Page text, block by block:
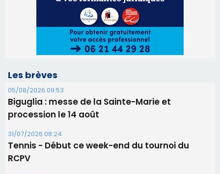
Tennis - Début ce week-end du tournoi du
82ème anniversaire de la disparition du
Commandant Antoine de Saint Exupery
30/07/2026 10:16
Lecci : I Messageri en concert gratuit jeudi soir
30/07/2026 09:55
Corte : I Chjami Aghjalesi en concert ce soir